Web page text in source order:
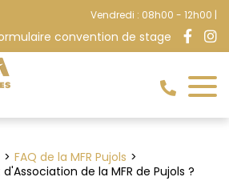
Vendredi : 08h00 - 12h00 |
convention de stage
FAQ de la MFR Pujols
de la MFR de Pujols ?